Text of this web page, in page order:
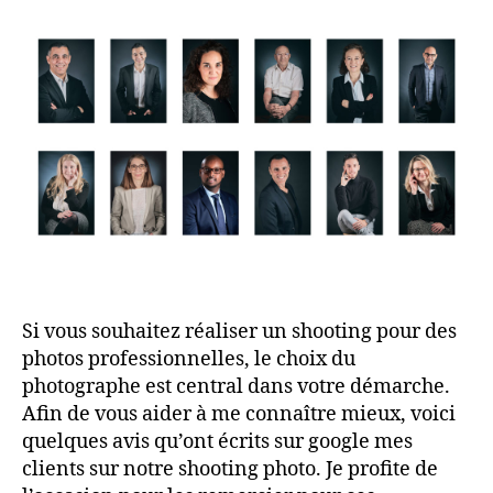
Si vous souhaitez réaliser un shooting pour des
photos professionnelles, le choix du
photographe est central dans votre démarche.
Afin de vous aider à me connaître mieux, voici
quelques avis qu’ont écrits sur google mes
clients sur notre shooting photo. Je profite de